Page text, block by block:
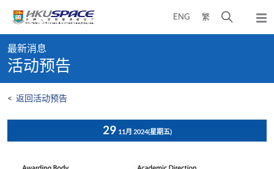
content
ENG 繁
开
弹
出
content
start
最新消息
活动预告
< 返回活动预告
29 11月 2024(星期五)